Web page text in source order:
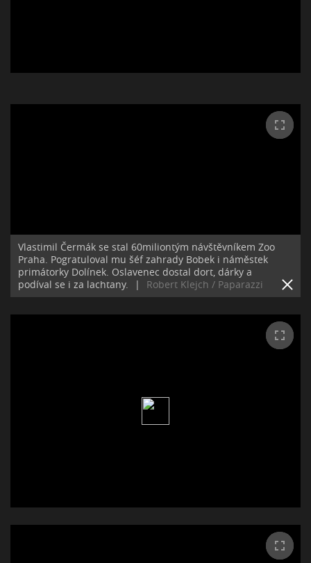
Vlastimil Čermák se stal 60miliontým návštěvníkem Zoo
Praha. Pogratuloval mu šéf zahrady Bobek i náměstek
primátorky Dolínek. Oslavenec dostal dort, dárky a
podíval se i za lachtany.
| Robert Klejch / Paparazzi